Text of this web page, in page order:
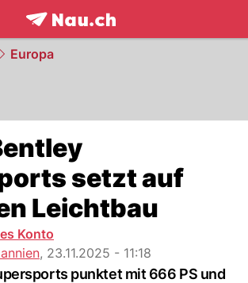
frontpage.NAU.ch
Europa
setzt auf
Leichtbau
Konto
, 23.11.2025 - 11:18
punktet mit 666 PS und